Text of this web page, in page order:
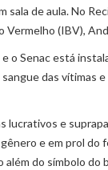
de aula. No
(IBV),
o Senac está
das vítimas
lucrativos e
e em prol do
do símbolo do